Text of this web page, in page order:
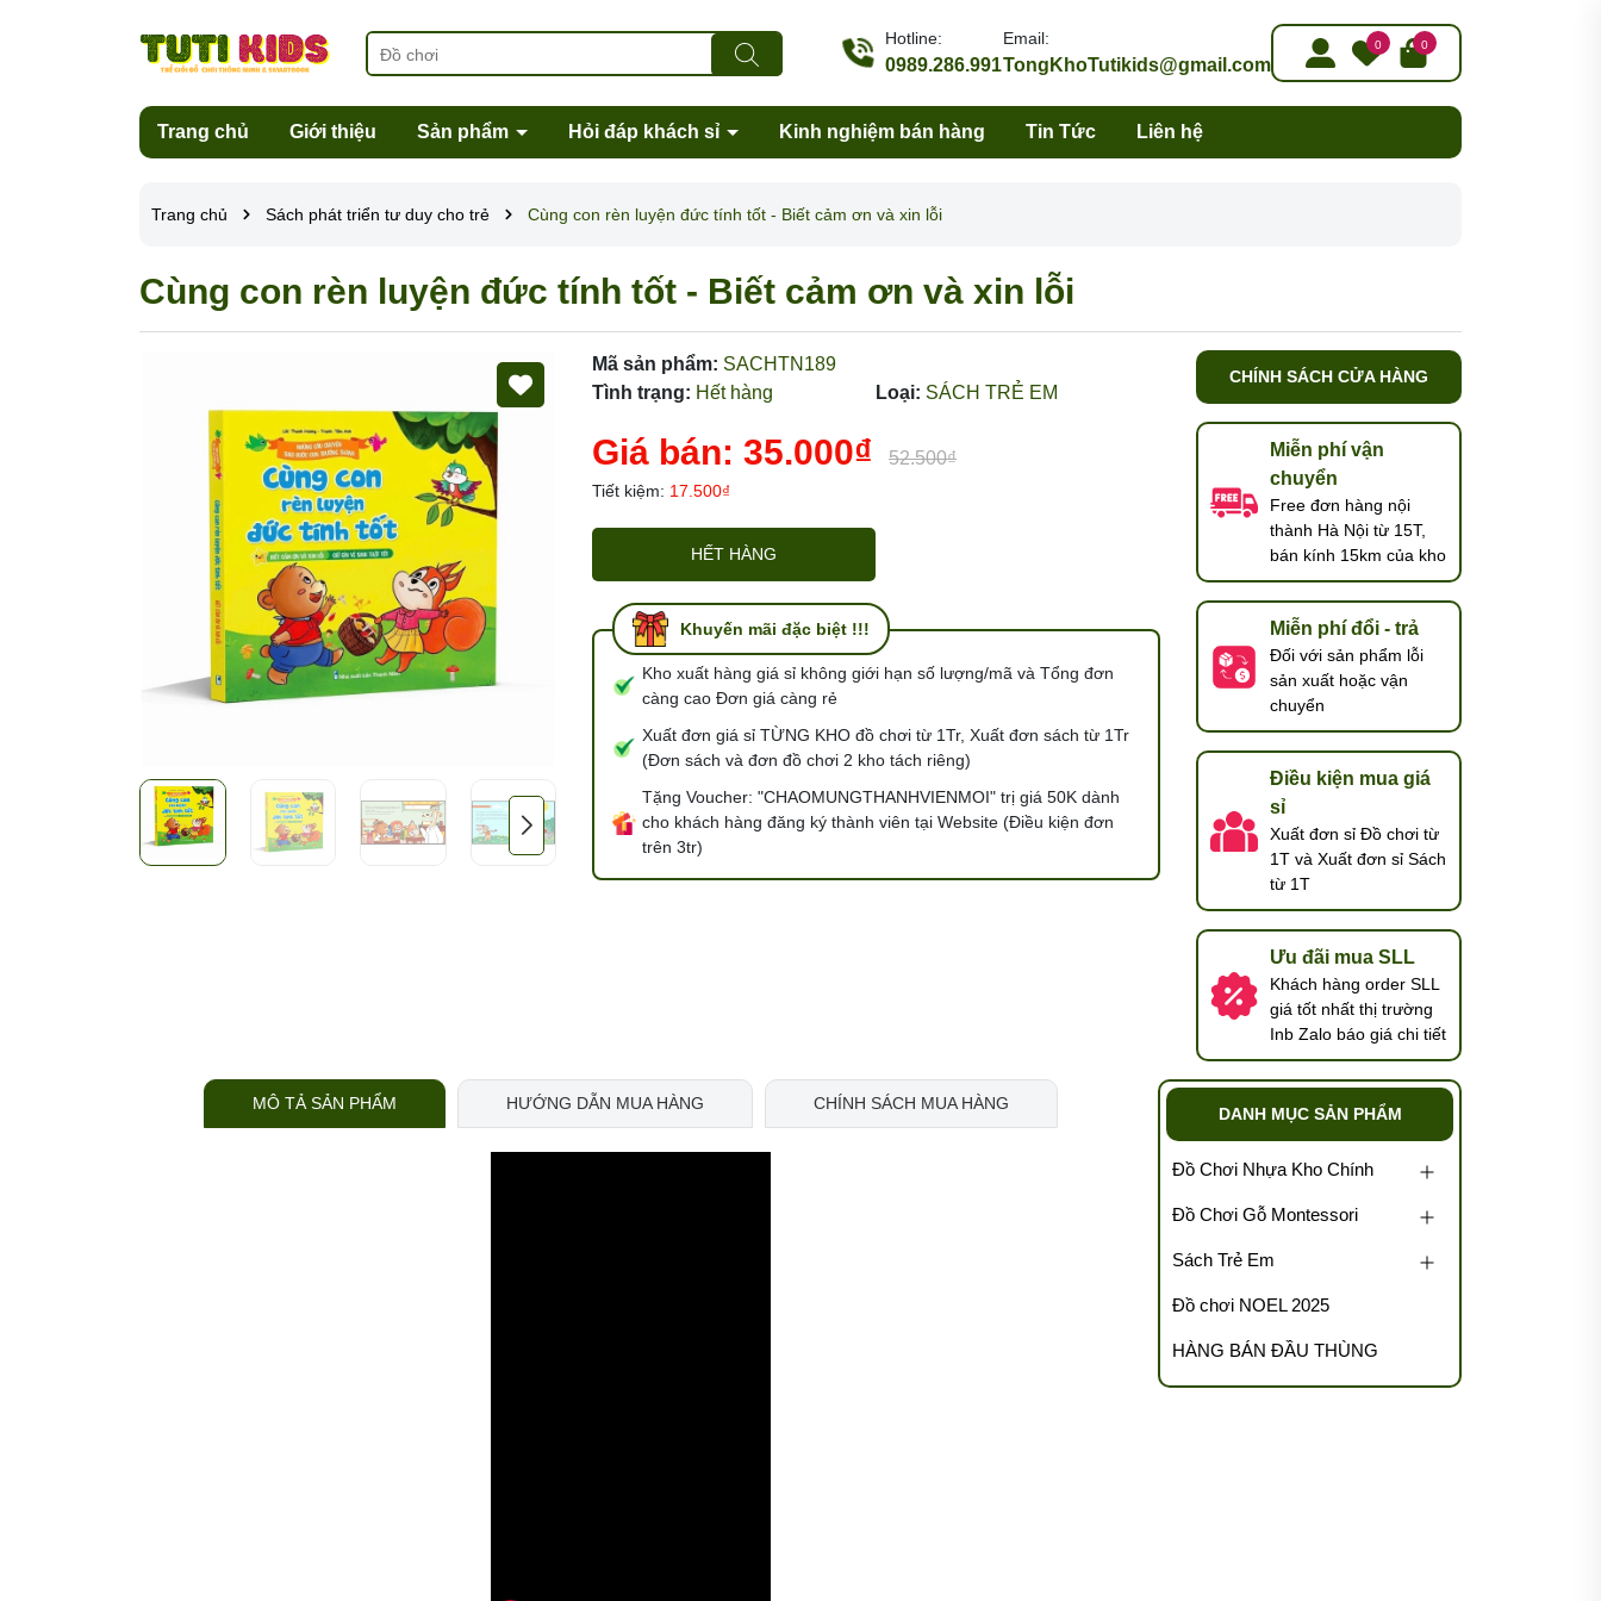
Hotline:
0989.286.991
Email:
TongKhoTutikids@gmail.com
0 0
Trang chủ Giới thiệu Sản phẩm Hỏi đáp khách sỉ Kinh nghiệm bán hàng Tin Tức Liên hệ
Trang chủ Sách phát triển tư duy cho trẻ Cùng con rèn luyện đức tính tốt - Biết cảm ơn và xin lỗi
Cùng con rèn luyện đức tính tốt - Biết cảm ơn và xin lỗi
Mã sản phẩm: SACHTN189
Tình trạng: Hết hàng Loại: SÁCH TRẺ EM
Giá bán: 35.000₫ 52.500₫
Tiết kiệm: 17.500₫
HẾT HÀNG
Khuyến mãi đặc biệt !!!
Kho xuất hàng giá sỉ không giới hạn số lượng/mã và Tổng đơn
càng cao Đơn giá càng rẻ
Xuất đơn giá sỉ TỪNG KHO đồ chơi từ 1Tr, Xuất đơn sách từ 1Tr
(Đơn sách và đơn đồ chơi 2 kho tách riêng)
Tặng Voucher: "CHAOMUNGTHANHVIENMOI" trị giá 50K dành
cho khách hàng đăng ký thành viên tại Website (Điều kiện đơn
trên 3tr)
CHÍNH SÁCH CỬA HÀNG
Miễn phí vận
chuyển
Free đơn hàng nội
thành Hà Nội từ 15T,
bán kính 15km của kho
Miễn phí đổi - trả
Đối với sản phẩm lỗi
sản xuất hoặc vận
chuyển
Điều kiện mua giá
sỉ
Xuất đơn sỉ Đồ chơi từ
1T và Xuất đơn sỉ Sách
từ 1T
Ưu đãi mua SLL
Khách hàng order SLL
giá tốt nhất thị trường
Inb Zalo báo giá chi tiết
MÔ TẢ SẢN PHẨM HƯỚNG DẪN MUA HÀNG CHÍNH SÁCH MUA HÀNG
DANH MỤC SẢN PHẨM
Đồ Chơi Nhựa Kho Chính
Đồ Chơi Gỗ Montessori
Sách Trẻ Em
Đồ chơi NOEL 2025
HÀNG BÁN ĐẦU THÙNG